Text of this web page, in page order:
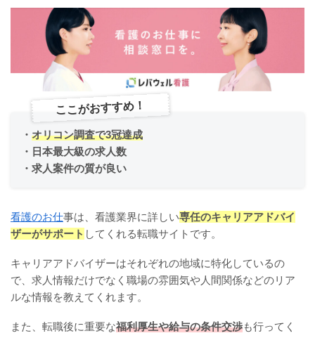
ここがおすすめ！
・ オリコン調査で3冠達成
・日本最大級の求人数
・求人案件の質が良い
看護のお仕事は、看護業界に詳しい専任のキャリアアドバイ
ザーがサポート してくれる転職サイトです。
キャリアアドバイザーはそれぞれの地域に特化しているの
で、求人情報だけでなく職場の雰囲気や人間関係などのリア
ルな情報を教えてくれます。
また、転職後に重要な福利厚生や給与の条件交渉も行ってく